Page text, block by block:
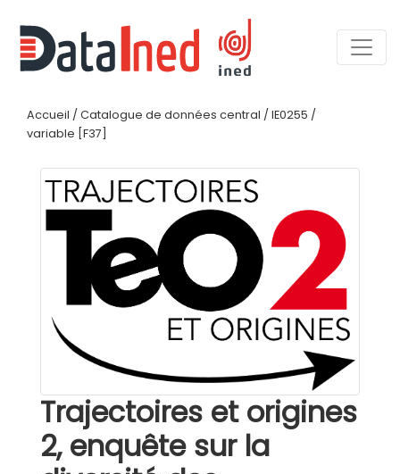
Accueil / Catalogue de données central / IE0255 /
variable [F37]
Trajectoires et origines
2, enquête sur la